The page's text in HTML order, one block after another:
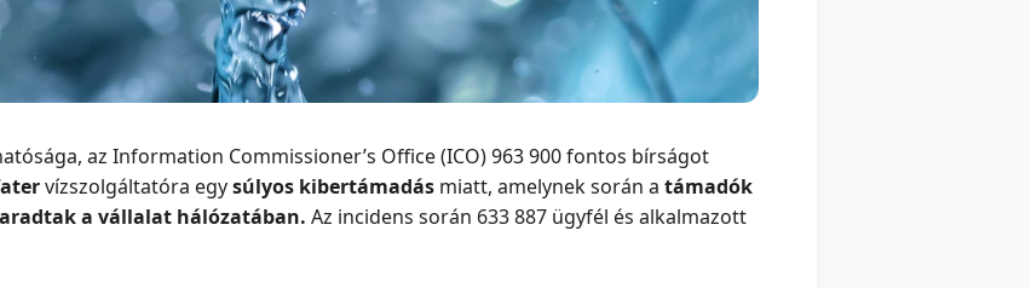
az Information Commissioner’s Office (ICO) 963 900 fontos bírságot
vízszolgáltatóra egysúlyos kibertámadás miatt, amelynek során a támadók
a vállalat hálózatában. Az incidens során 633 887 ügyfél és alkalmazott